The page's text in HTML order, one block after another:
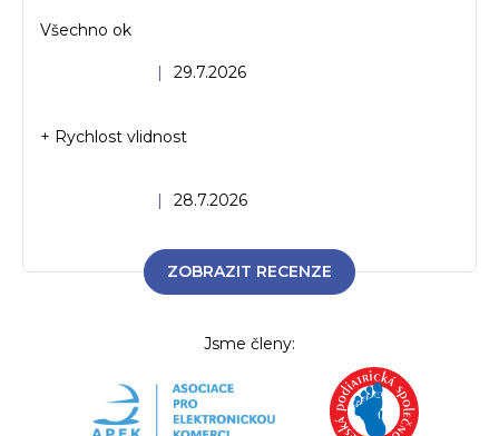
Hodnocení obchodu je 5 z 5 hvězdiček.
| 29.7.2026
Všechno ok
Hodnocení obchodu je 5 z 5 hvězdiček.
| 28.7.2026
+ Rychlost vlidnost
ZOBRAZIT RECENZE
Jsme členy: